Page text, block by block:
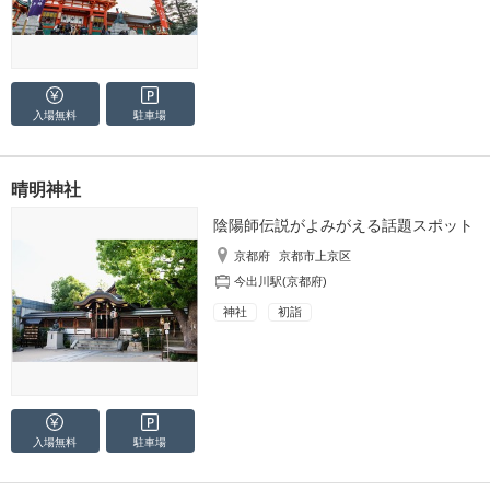
入場無料 駐車場
晴明神社
陰陽師伝説がよみがえる話題スポット
京都府
京都市上京区
今出川駅(京都府)
神社 初詣
入場無料 駐車場